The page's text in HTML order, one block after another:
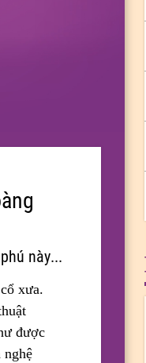
này...
xưa.
được